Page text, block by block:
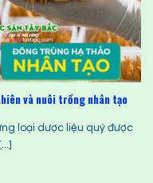
và nuôi trồng nhân tạo
loại dược liệu quý được